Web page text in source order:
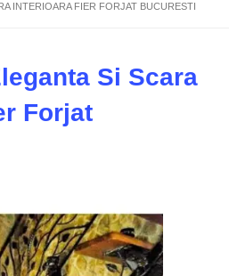
INTERIOARA FIER FORJAT BUCURESTI
Si Scara
Forjat